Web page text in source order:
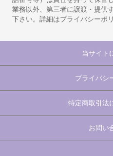
業務以外、第三者に譲渡・提供
下さい。詳細はプライバシーポ
当サイト
プライバシ
特定商取引法
お問い